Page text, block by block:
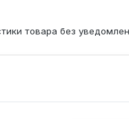
0–5 л/мин —
товара без